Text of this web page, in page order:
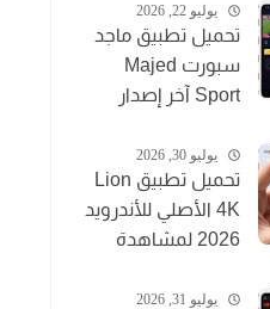
يوليو 22, 2026
تحميل تطبيق ماجد
سبورت Majed
Sport آخر إصدار
المباريات مجاناً
يوليو 30, 2026
تحميل تطبيق Lion
4K الأصلي للأندرويد
2026 لمشاهدة
مجاناًيوليو 31, 2026